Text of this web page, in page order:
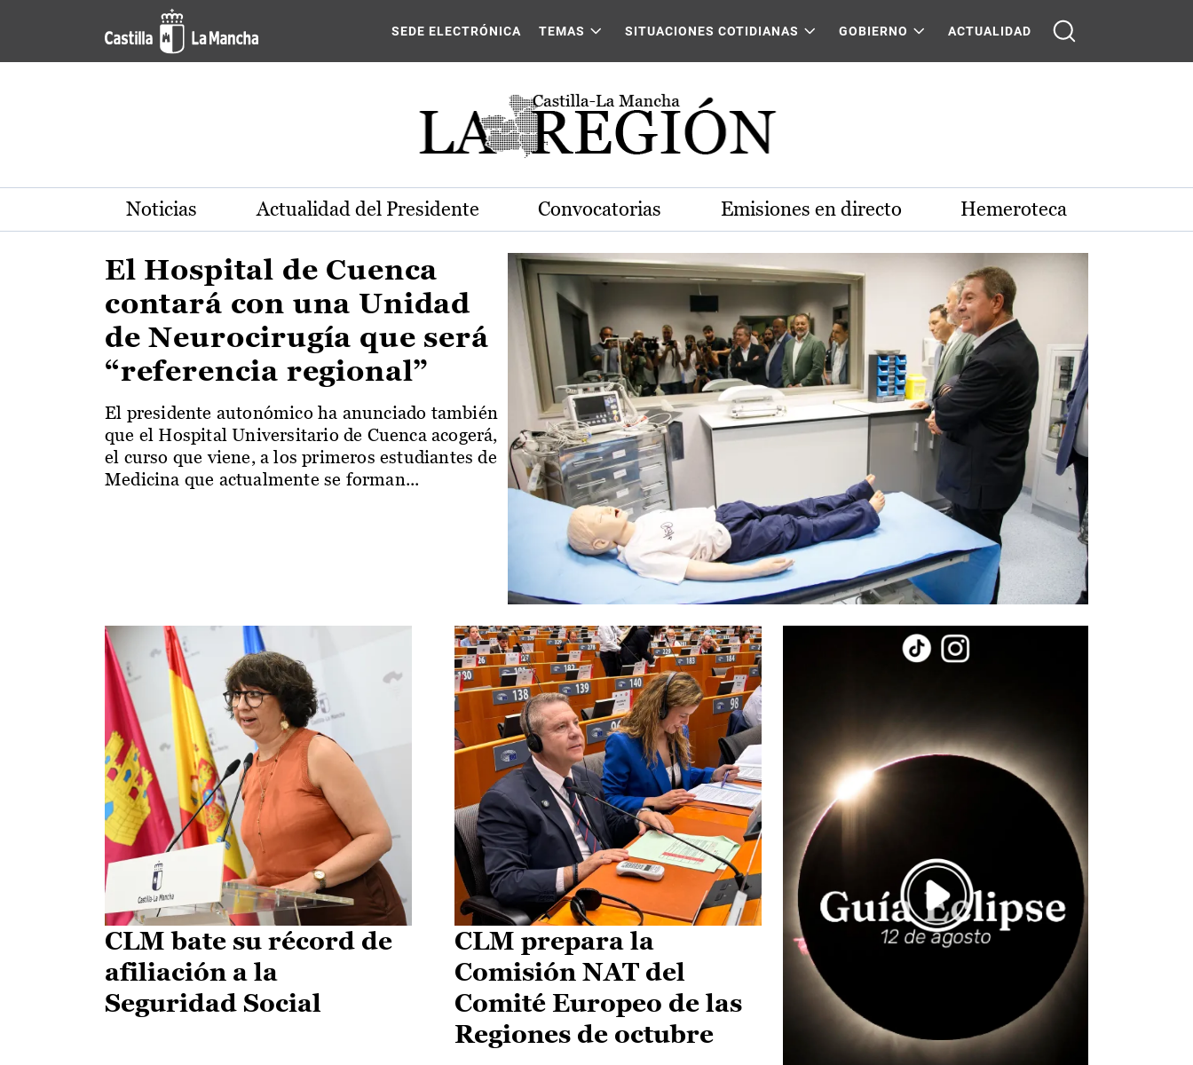
Pasar al contenido principal
Actualidad de la región de Castilla-La Mancha
SEDE ELECTRÓNICA TEMAS SITUACIONES COTIDIANAS GOBIERNO ACTUALIDAD
Noticias Actualidad del Presidente Convocatorias Emisiones en directo Hemeroteca
El Hospital de Cuenca
contará con una Unidad
de Neurocirugía que será
“referencia regional”
El presidente autonómico ha anunciado también
que el Hospital Universitario de Cuenca acogerá,
el curso que viene, a los primeros estudiantes de
Medicina que actualmente se forman...
CLM bate su récord de
afiliación a la
Seguridad Social
CLM prepara la
Comisión NAT del
Comité Europeo de las
Regiones de octubre